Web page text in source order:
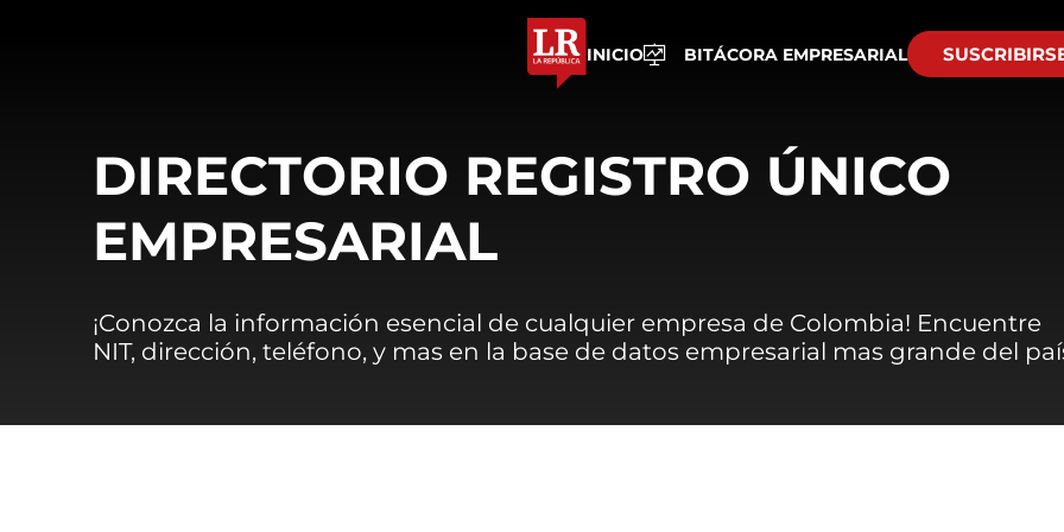
INICIO BITÁCORA EMPRESARIAL
DIRECTORIO REGISTRO ÚNICO
EMPRESARIAL
¡Conozca la información esencial de cualquier empresa de Colombia! Encuentre
NIT, dirección, teléfono, y mas en la base de datos empresarial mas grande del